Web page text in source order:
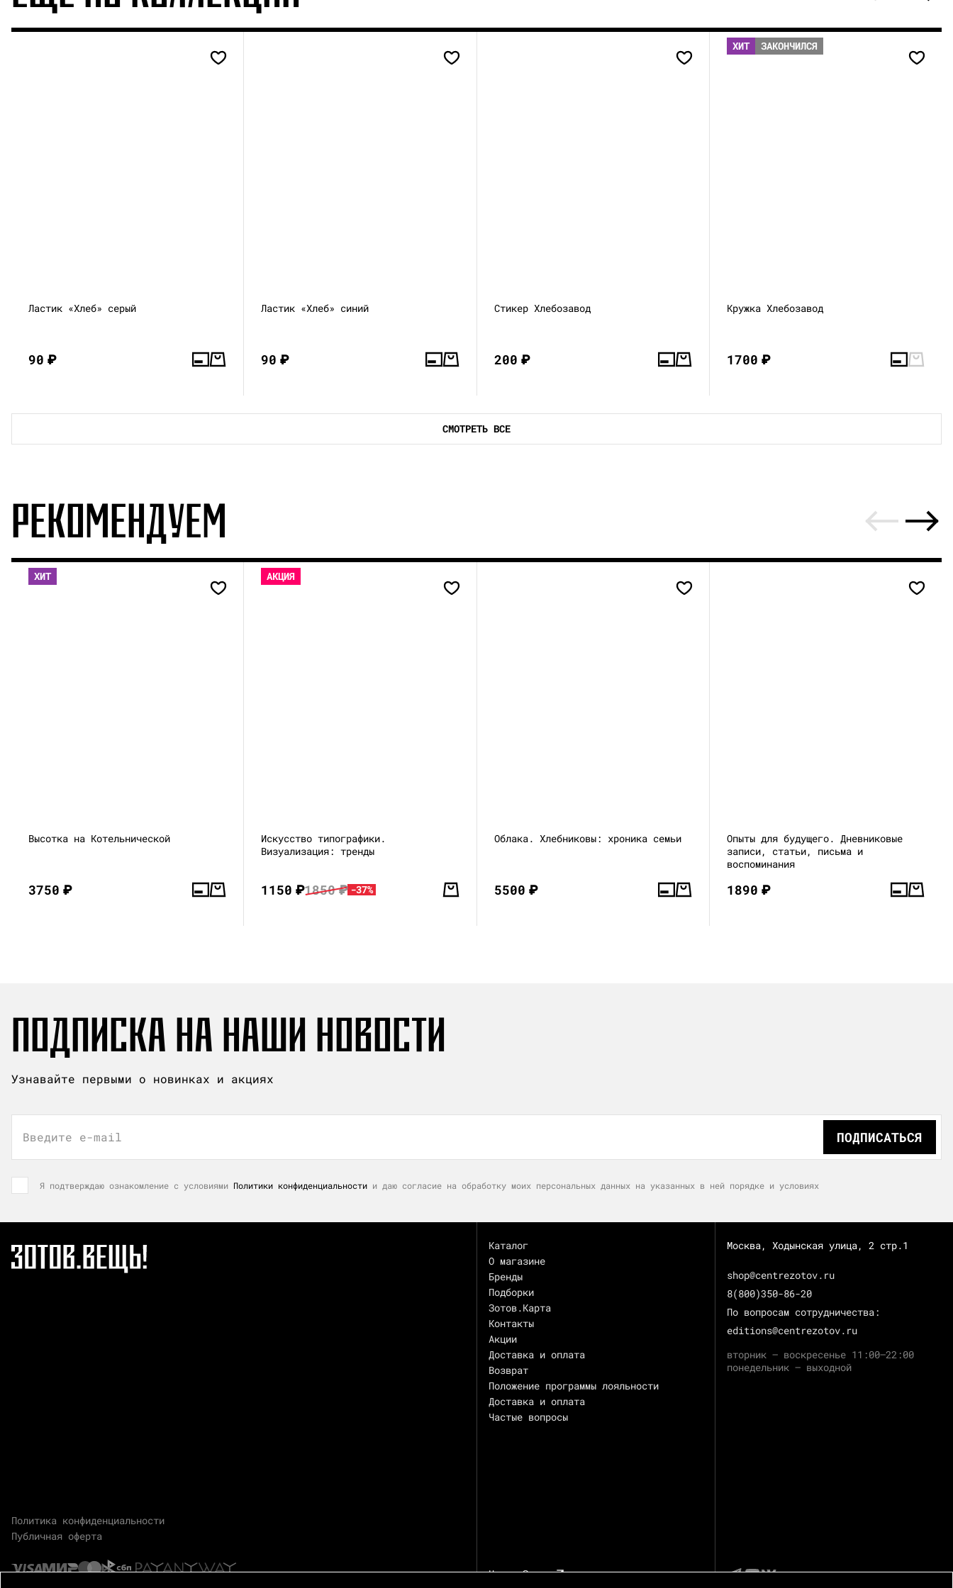
Ластик «Хлеб» серый
90₽
Ластик «Хлеб» синий
90₽
Стикер Хлебозавод
200₽
ХИТ ЗАКОНЧИЛСЯ
Кружка Хлебозавод
1700₽
СМОТРЕТЬ ВСЕ
РЕКОМЕНДУЕМ
ХИТ
Высотка на Котельнической
3750₽
АКЦИЯ
Искусство типографики.
Визуализация: тренды
1150₽1850₽ -37%
Облака. Хлебниковы: хроника семьи
5500₽
Опыты для будущего. Дневниковые
записи, статьи, письма и
воспоминания
1890₽
ПОДПИСКА НА НАШИ НОВОСТИ
Узнавайте первыми о новинках и акциях
Введите e-mail ПОДПИСАТЬСЯ
Я подтверждаю ознакомление с условиями Политики конфиденциальности и даю согласие на обработку моих персональных данных на указанных в ней порядке и условиях
Политика конфиденциальности
Публичная оферта
Каталог
О магазине
Бренды
Подборки
Зотов.Карта
Контакты
Акции
Доставка и оплата
Возврат
Положение программы лояльности
Доставка и оплата
Частые вопросы
Центр Зотов
Москва, Ходынская улица, 2 стр.1
shop@centrezotov.ru
8(800)350-86-20
По вопросам сотрудничества:
editions@centrezotov.ru
вторник — воскресенье 11:00–22:00
понедельник — выходной